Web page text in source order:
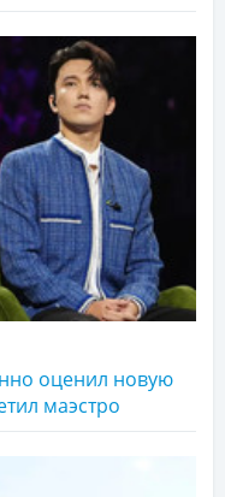
оценил новую
маэстро